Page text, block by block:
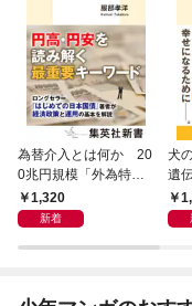
為替介入とは何か 20
0兆円規模「外為特
会」が生まれた謎
1,320
新着
犬
遺
良